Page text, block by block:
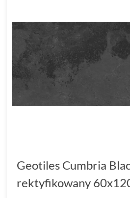
Geotiles Cumbria
rektyfikowany